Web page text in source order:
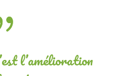
l’amélioration